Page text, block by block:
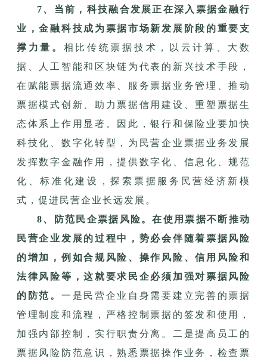
7、当前，科技融合发展正在深入票据金融行
业，金融科技成为票据市场新发展阶段的重要支
撑力量。 相比传统票据技术，以云计算、大数
据、人工智能和区块链为代表的新兴技术手段，
在赋能票据流通效率、服务票据业务管理、推动
票据模式创新、助力票据信用建设、重塑票据生
态体系上作用显著。因此，银行和保险业要加快
科技化、数字化转型，为民营企业票据业务发展
发挥数字金融作用，提供数字化、信息化、规范
化、标准化建设，探索票据服务民营经济新模
式，促进民营企业长远发展。
8、防范民企票据风险。在使用票据不断推动
民营企业发展的过程中，势必会伴随着票据风险
的增加，例如合规风险、操作风险、信用风险和
法律风险等，这就要求民企必须加强对票据风险
的防范。 一是民营企业自身需要建立完善的票据
管理制度和流程，严格控制票据的签发和使用，
加强内部控制，实行职责分离。二是提高员工的
票据风险防范意识，熟悉票据操作业务，检查票